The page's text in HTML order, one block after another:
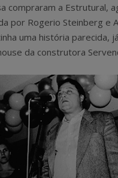
compraram a Estrutural,
por Rogerio Steinberg e
uma história parecida,
da construtora